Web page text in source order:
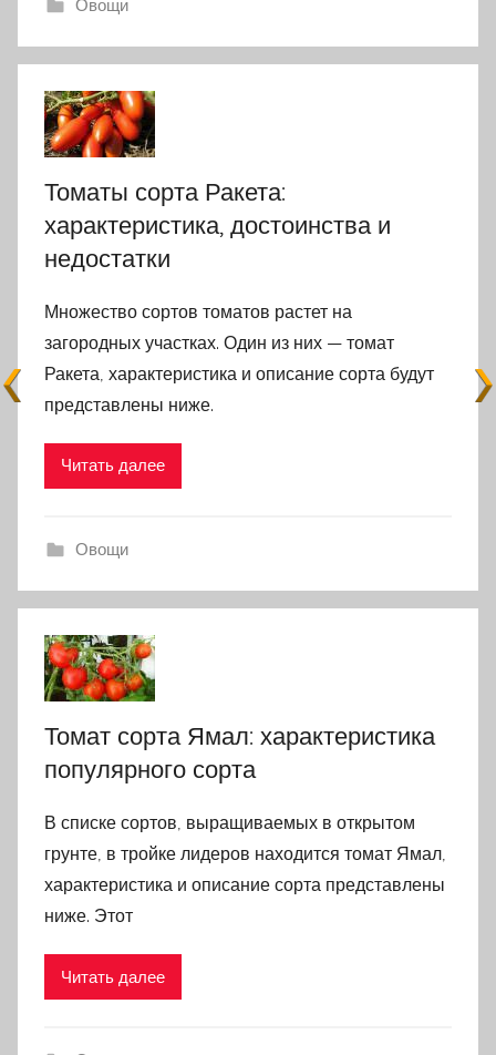
Овощи
Томаты сорта Ракета:
характеристика, достоинства и
недостатки
Множество сортов томатов растет на
загородных участках. Один из них — томат
Ракета, характеристика и описание сорта будут
представлены ниже.
Читать далее
Овощи
Томат сорта Ямал: характеристика
популярного сорта
В списке сортов, выращиваемых в открытом
грунте, в тройке лидеров находится томат Ямал,
характеристика и описание сорта представлены
ниже. Этот
Читать далее